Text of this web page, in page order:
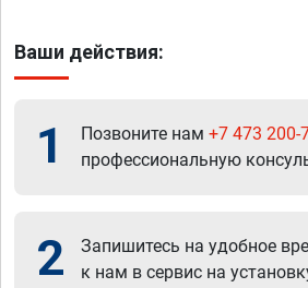
Ваши действия:
1 Позвоните нам +7 473 200-
профессиональную
2
Запишитесь на удобное
к нам в сервис на